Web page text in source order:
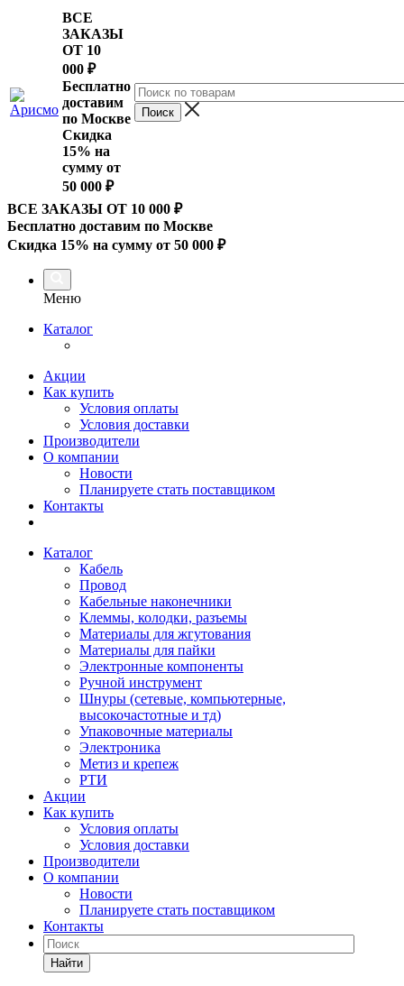
ВСЕ
ЗАКАЗЫ
ОТ 10
000 ₽
Бесплатно
доставим
по Москве
Скидка
15% на
сумму от
50 000 ₽
ВСЕ ЗАКАЗЫ ОТ 10 000 ₽
Бесплатно доставим по Москве
Скидка 15% на сумму от 50 000 ₽
Меню
Каталог
Акции
Как купить
Условия оплаты
Условия доставки
Производители
О компании
Новости
Планируете стать поставщиком
Контакты
Каталог
Кабель
Провод
Кабельные наконечники
Клеммы, колодки, разъемы
Материалы для жгутования
Материалы для пайки
Электронные компоненты
Ручной инструмент
Шнуры (сетевые, компьютерные,
высокочастотные и тд)
Упаковочные материалы
Электроника
Метиз и крепеж
РТИ
Акции
Как купить
Условия оплаты
Условия доставки
Производители
О компании
Новости
Планируете стать поставщиком
Контакты
Найти